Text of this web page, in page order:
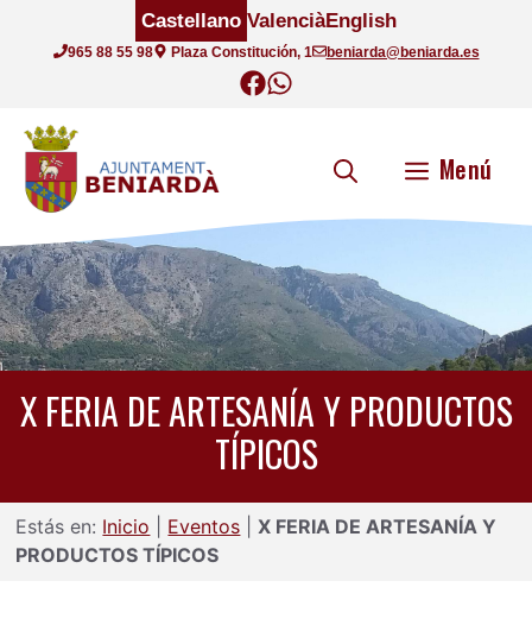
965 88 55 98 Plaza Constitución, 1 beniarda@beniarda.es
Castellano ValenciàEnglish
Menú
X FERIA DE ARTESANÍA Y PRODUCTOS
TÍPICOS
Estás en: Inicio Eventos |X FERIA DE ARTESANÍA Y
PRODUCTOS TÍPICOS